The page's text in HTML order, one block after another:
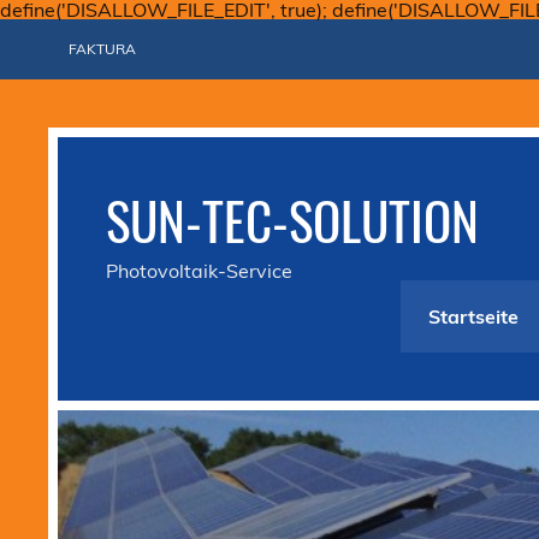
define('DISALLOW_FILE_EDIT', true);
FAKTURA
SUN-TEC-SOLUTION
Photovoltaik-Service
Startseite